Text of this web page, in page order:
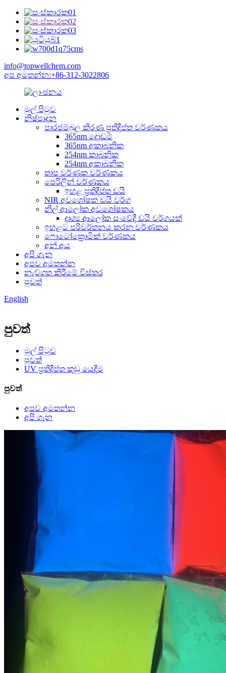
info@topwellchem.com
අප අමතන්න:+86-312-3022806
මුල් පිටුව
නිෂ්පාදන
පාරජම්බුල කිරණ ප්‍රතිදීප්ත වර්ණකය
365nm දොඩම්
365nm අකාබනික
254nm කාබනික
254nm අකාබනික
තාප වර්ණක වර්ණකය
පෙරිලින් වර්ණකය
ඉහළ ප්‍රතිදීප්ත ඩයි
NIR අවශෝෂක ඩයි වර්ග
නිල් ආලෝක අවශෝෂකය
දෘශ්‍ය ආලෝක සංවේදී ඩයි වර්ගයක්
ඉහළට පරිවර්තනය කරන වර්ණකය
ෆොටෝක්‍රොමික් වර්ණකය
අන් අය
අපි ගැන
අපව අමතන්න
නැව්ගත කිරීමේ විස්තර
පුවත්
English
පුවත්
මුල් පිටුව
පුවත්
UV ප්‍රතිදීප්ත කුඩු යෙදීම
පුවත්
අපව අමතන්න
අපි ගැන